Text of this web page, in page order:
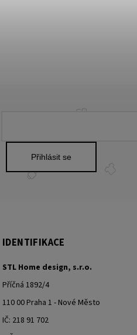
Přihlásit se
IDENTIFIKACE
STL Home design, s.r.o.
Příčná 1892/4
110 00 Praha 1 - Nové Město
IČ: 218 91 702